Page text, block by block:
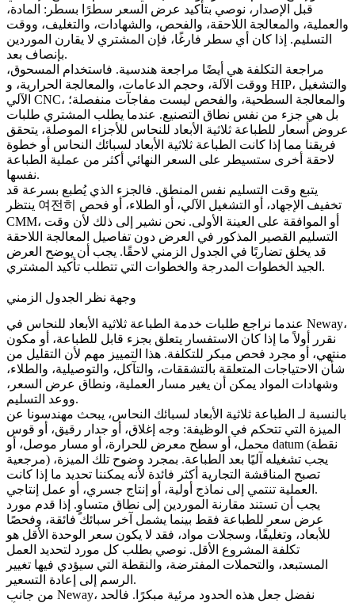
قبل الإصدار، نوصي بتأكيد عرض السعر سطرًا بسطر: المادة،
والعملية، والمعالجة اللاحقة، والفحص، والشهادات، والتغليف، ووقت
التسليم. إذا كان أي سطر فارغًا، فإن المشتري لا يقارن الموردين
بإنصاف بعد.
مراجعة التكلفة هي أيضًا مراجعة هندسية. فاستخدام المسحوق،
ووقت الآلة، وحجم الدعامات، والمعالجة الحرارية، و HIP، والتشغيل
الآلي CNC، والمعالجة السطحية، والفحص ليست مفاجآت منفصلة؛
بل هي جزء من نفس نطاق التصنيع. عندما يطلب المشتري طلبات
عروض أسعار للطباعة ثلاثية الأبعاد للنحاس للأجزاء الموصلة، يتحقق
فريقنا مما إذا كانت الطباعة ثلاثية الأبعاد لسبائك النحاس أو خطوة
لاحقة أخرى ستسيطر على السعر النهائي أكثر من عملية الطباعة
نفسها.
يتبع وقت التسليم نفس المنطق. فالجزء الذي يُطبع بسرعة قد
ينتظر 여전히 تخفيف الإجهاد، أو التشغيل الآلي، أو الطلاء، أو فحص
CMM، أو الموافقة على العينة الأولى. نحن نشير إلى ذلك لأن وقت
التسليم القصير المذكور في العرض دون تفاصيل المعالجة اللاحقة
قد يخلق تضاربًا في الجدول الزمني لاحقًا. يجب أن يوضح العرض
الجيد الخطوات المدرجة والخطوات التي تتطلب تأكيد المشتري.
وجهة نظر الجدول الزمني
عندما نراجع طلبات خدمة الطباعة ثلاثية الأبعاد للنحاس في Neway،
نقرر أولاً ما إذا كان الاستفسار يتعلق بجزء قابل للطباعة، أو مكون
منتهي، أو مجرد فحص مبكر للتكلفة. هذا التمييز مهم لأن التقليل من
شأن الاحتياجات المتعلقة بالتشققات، والتآكل، والتوصيلية، والطلاء،
وشهادات المواد يمكن أن يغير مسار العملية، ونطاق عرض السعر،
ووعد التسليم.
بالنسبة لـ الطباعة ثلاثية الأبعاد لسبائك النحاس، يبحث مهندسونا عن
الميزة التي تتحكم في الوظيفة: وجه إغلاق، أو جدار رقيق، أو قوس
محمل، أو سطح معرض للحرارة، أو مسار موصل، أو datum (نقطة
مرجعية) يجب تشغيله آليًا بعد الطباعة. بمجرد وضوح تلك الميزة،
تصبح المناقشة التجارية أكثر فائدة لأنه يمكننا تحديد ما إذا كانت
العملية تنتمي إلى نماذج أولية، أو إنتاج جسري، أو عمل إنتاجي.
يجب أن تستند مقارنة الموردين إلى نطاق متساوٍ. إذا قدم مورد
عرض سعر للطباعة فقط بينما يشمل آخر سبائك فائقة، وفحصًا
للأبعاد، وتغليفًا، وسجلات مواد، فقد لا يكون سعر الوحدة الأقل هو
تكلفة المشروع الأقل. نوصي بطلب كل مورد لتحديد العمل
المستبعد، والتحملات المفترضة، والنقطة التي سيؤدي فيها تغيير
الرسم إلى إعادة التسعير.
من جانب Neway، نفضل جعل هذه الحدود مرئية مبكرًا. فالحد